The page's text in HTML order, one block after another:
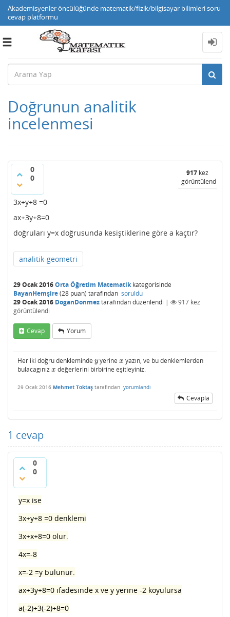
Akademisyenler öncülüğünde matematik/fizik/bilgisayar bilimleri soru
cevap platformu
Toggle
Doğrunun analitik
incelenmesi
0
0
917 kez
görüntülendi
3x+y+8 =0
ax+3y+8=0
doğruları y=x doğrusunda kesiştiklerine göre a kaçtır?
analitik-geometri
29 Ocak 2016Orta Öğretim Matematikkategorisinde
BayanHemşire(28 puan) tarafından soruldu
29 Ocak 2016 DoganDonmeztarafındandüzenlendi | 917 kez
görüntülendi
Cevap Yorum
Her iki doğru denkleminde y
yyerinex
x yazın, ve bu denklemlerden
bulacagınız x
x değerlerini birbirine eşitleyiniz.
29 Ocak 2016 Mehmet Toktaş tarafından yorumlandı
Cevapla
1 cevap
0
0
y=x ise
3x+y+8 =0 denklemi
3x+x+8=0 olur.
4x=-8
x=-2 =y bulunur.
ax+3y+8=0 ifadesinde x ve y yerine -2 koyulursa
a(-2)+3(-2)+8=0